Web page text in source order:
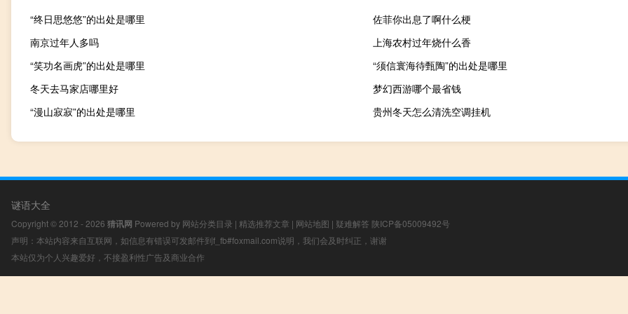
“终日思悠悠”的出处是哪里
佐菲你出息了啊什么梗
南京过年人多吗
上海农村过年烧什么香
“笑功名画虎”的出处是哪里
“须信寰海待甄陶”的出处是哪里
冬天去马家店哪里好
梦幻西游哪个最省钱
“漫山寂寂”的出处是哪里
贵州冬天怎么清洗空调挂机
谜语大全
Copyright © 2012 - 2026 猜讯网 Powered by 网站分类目录 | 精选推荐文章 | 网站地图 | 疑难解答 陕ICP备05009492号
声明：本站内容来自互联网，如信息有错误可发邮件到f_fb#foxmail.com说明，我们会及时纠正，谢谢
本站仅为个人兴趣爱好，不接盈利性广告及商业合作